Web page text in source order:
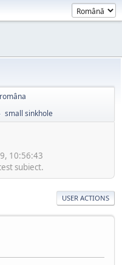
small sinkhole
10:56:43
subiect.
USER ACTIONS